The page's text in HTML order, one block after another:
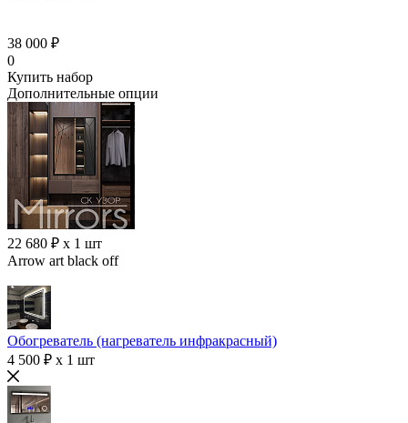
38 000 ₽
0
Купить набор
Дополнительные опции
22 680 ₽ x 1 шт
Arrow art black off
Обогреватель (нагреватель инфракрасный)
4 500 ₽ x 1 шт